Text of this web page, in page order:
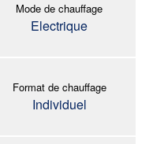
Mode de chauffage
Electrique
Format de chauffage
Individuel